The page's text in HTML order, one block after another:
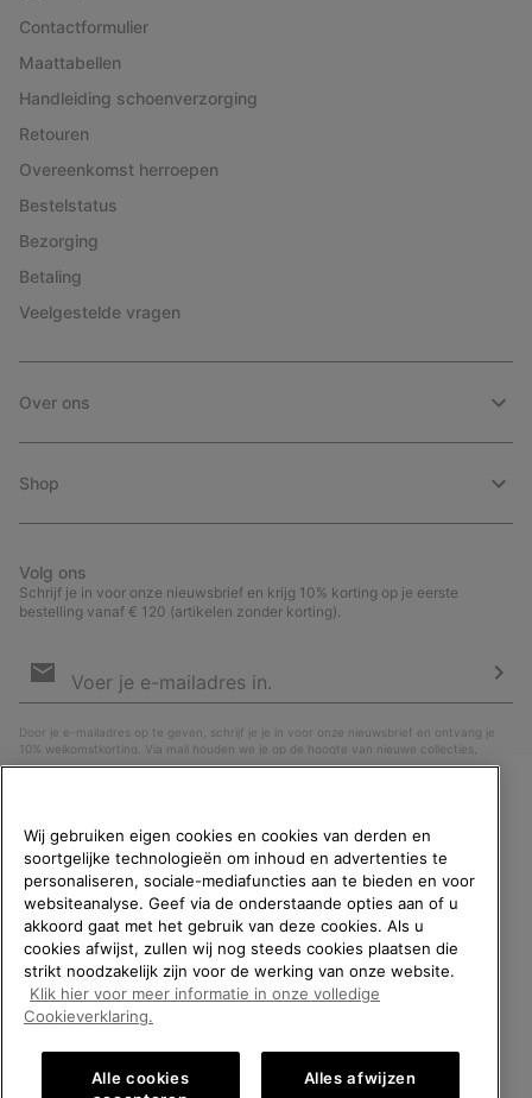
Contactformulier
Maattabellen
Handleiding schoenverzorging
Retouren
Overeenkomst herroepen
Bestelstatus
Bezorging
Betaling
Veelgestelde vragen
Over ons
Shop
Volg ons
Schrijf je in voor onze nieuwsbrief en krijg 10% korting op je eerste
bestelling vanaf € 120 (artikelen zonder korting).
voor
Door je e-mailadres op te geven, schrijf je je in voor onze nieuwsbrief en ontvang je
10% welkomstkorting. Via mail houden we je op de hoogte van nieuwe collecties,
aanbiedingen en evenementen. In onzePrivacyverklaringlees je hoe we je gegevens
België (Nederlands)
2026SOREL. All rights reserved.
Privacybeleid Gebruiksvoorwaarden Verkoopvoorwaarden
WELKOM BIJ SOREL.
SELECTEER JE
VERZENDLOCATIE.
Online shoppen beschikbaar
United States
Online
Wij gebruiken eigen cookies en cookies van derden en
soortgelijke technologieën om inhoud en advertenties te
personaliseren, sociale-mediafuncties aan te bieden en voor
websiteanalyse. Geef via de onderstaande opties aan of u
akkoord gaat met het gebruik van deze cookies. Als u
cookies afwijst, zullen wij nog steeds cookies plaatsen die
strikt noodzakelijk zijn voor de werking van onze website.
Klik hier voor meer informatie in onze volledige
Cookieverklaring.
Alle cookies
Alles afwijzen